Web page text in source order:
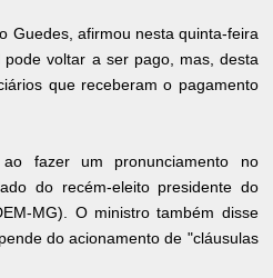
Guedes, afirmou nesta quinta-feira
voltar a ser pago, mas, desta
que receberam o pagamento
fazer um pronunciamento no
do recém-eleito presidente do
MG). O ministro também disse
do acionamento de "cláusulas